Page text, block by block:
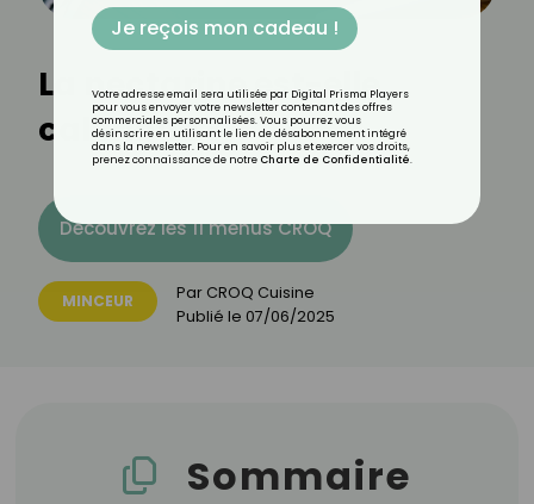
La nectarine est-elle
calorique ?
Découvrez les 11 menus CROQ
MINCEUR Par CROQ Cuisine
Publié le 07/06/2025
Sommaire
Je reçois mon cadeau !
Votre adresse email sera utilisée par Digital Prisma Players
pour vous envoyer votre newsletter contenant des offres
commerciales personnalisées. Vous pourrez vous
désinscrire en utilisant le lien de désabonnement intégré
dans la newsletter. Pour en savoir plus et exercer vos droits,
prenez connaissance de notre Charte de Confidentialité.